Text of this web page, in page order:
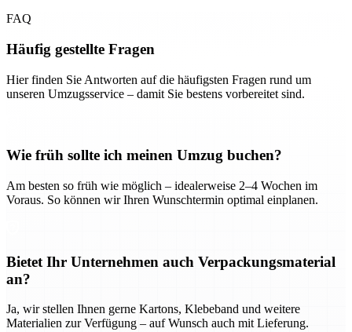
FAQ
Häufig gestellte Fragen
Hier finden Sie Antworten auf die häufigsten Fragen rund um
unseren Umzugsservice – damit Sie bestens vorbereitet sind.
Wie früh sollte ich meinen Umzug buchen?
Am besten so früh wie möglich – idealerweise 2–4 Wochen im
Voraus. So können wir Ihren Wunschtermin optimal einplanen.
Bietet Ihr Unternehmen auch Verpackungsmaterial
an?
Ja, wir stellen Ihnen gerne Kartons, Klebeband und weitere
Materialien zur Verfügung – auf Wunsch auch mit Lieferung.